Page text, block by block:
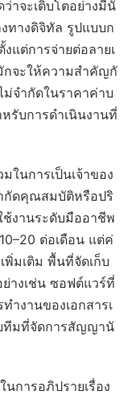
าจะเติบโตอย่างมีนั
ทางดิจิทัล รูปแบบก
แต่การจ่ายต่อลายเ
กจะให้ความสำคัญกั
ม่จำกัดในราคาค่าบ
รับการดำเนินงานที่
นการเป็นเจ้าของ
กัดคุณสมบัติหรือปริ
ช้งานระดับมืออาชีพ
ต่อเดือน แต่ค่
พิ่มเติม พื้นที่จัดเก็บ
างเช่น ซอฟต์แวร์ที่
ำงานของเอกสารเ
ทีมที่จัดการสัญญานั
การอภิปรายเรื่อง